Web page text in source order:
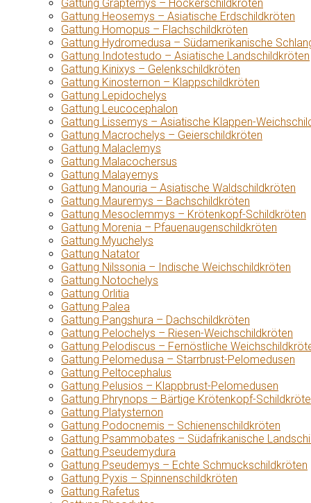
Gattung Graptemys – Höckerschildkröten
Gattung Heosemys – Asiatische Erdschildkröten
Gattung Homopus – Flachschildkröten
Gattung Hydromedusa – Südamerikanische
Gattung Indotestudo – Asiatische Landschildkröten
Gattung Kinixys – Gelenkschildkröten
Gattung Kinosternon – Klappschildkröten
Gattung Lepidochelys
Gattung Leucocephalon
Gattung Lissemys – Asiatische Klappen-
Gattung Macrochelys – Geierschildkröten
Gattung Malaclemys
Gattung Malacochersus
Gattung Malayemys
Gattung Manouria – Asiatische Waldschildkröten
Gattung Mauremys – Bachschildkröten
Gattung Mesoclemmys – Krötenkopf-Schildkröten
Gattung Morenia – Pfauenaugenschildkröten
Gattung Myuchelys
Gattung Natator
Gattung Nilssonia – Indische Weichschildkröten
Gattung Notochelys
Gattung Orlitia
Gattung Palea
Gattung Pangshura – Dachschildkröten
Gattung Pelochelys – Riesen-Weichschildkröten
Gattung Pelodiscus – Fernöstliche
Gattung Pelomedusa – Starrbrust-Pelomedusen
Gattung Peltocephalus
Gattung Pelusios – Klappbrust-Pelomedusen
Gattung Phrynops – Bärtige Krötenkopf-
Gattung Platysternon
Gattung Podocnemis – Schienenschildkröten
Gattung Psammobates – Südafrikanische
Gattung Pseudemydura
Gattung Pseudemys – Echte Schmuckschildkröten
Gattung Pyxis – Spinnenschildkröten
Gattung Rafetus